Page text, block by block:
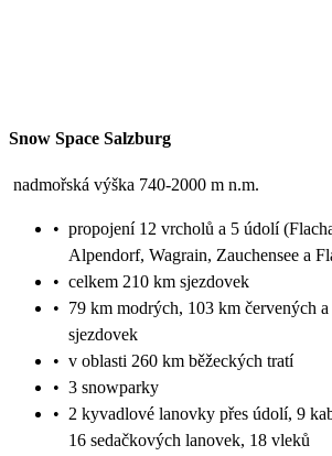
Snow Space Salzburg
nadmořská výška 740-2000 m n.m.
• propojení 12 vrcholů a 5 údolí
Alpendorf, Wagrain, Zauchensee a
• celkem 210 km sjezdovek
• 79 km modrých, 103 km červených
sjezdovek
• v oblasti 260 km běžeckých tratí
• 3 snowparky
• 2 kyvadlové lanovky přes údolí, 9
16 sedačkových lanovek, 18 vleků